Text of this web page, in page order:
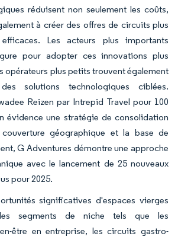
réduisent non seulement les coûts,
à créer des offres de circuits plus
Les acteurs plus importants
pour adopter ces innovations plus
opérateurs plus petits trouvent également
solutions technologiques ciblées.
Reizen par Intrepid Travel pour 100
évidence une stratégie de consolidation
géographique et la base de
G Adventures démontre une approche
avec le lancement de 25 nouveaux
pour 2025.
significatives d'espaces vierges
segments de niche tels que les
être en entreprise, les circuits gastro-